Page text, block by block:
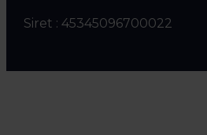
Siret : 45345096700022